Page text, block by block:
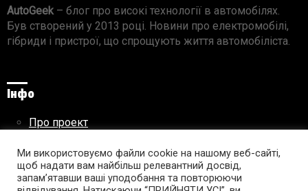
AutoGeek– блог про високі технології в автомобілях.
Був створений у 2013 році. Новини про електромобілі,
гібриди і пристрої, що спрощують життя автомобіліста.
Інфо
Про проект
Правила використання матеріалів
Ми використовуємо файли cookie на нашому веб-сайті,
щоб надати вам найбільш релевантний досвід,
запам’ятавши ваші уподобання та повторюючи